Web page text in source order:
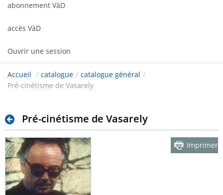
abonnement VàD
accès VàD
Ouvrir une session
Accueil / catalogue / catalogue général /
Pré-cinétisme de Vasarely
Pré-cinétisme de Vasarely
Imprimer